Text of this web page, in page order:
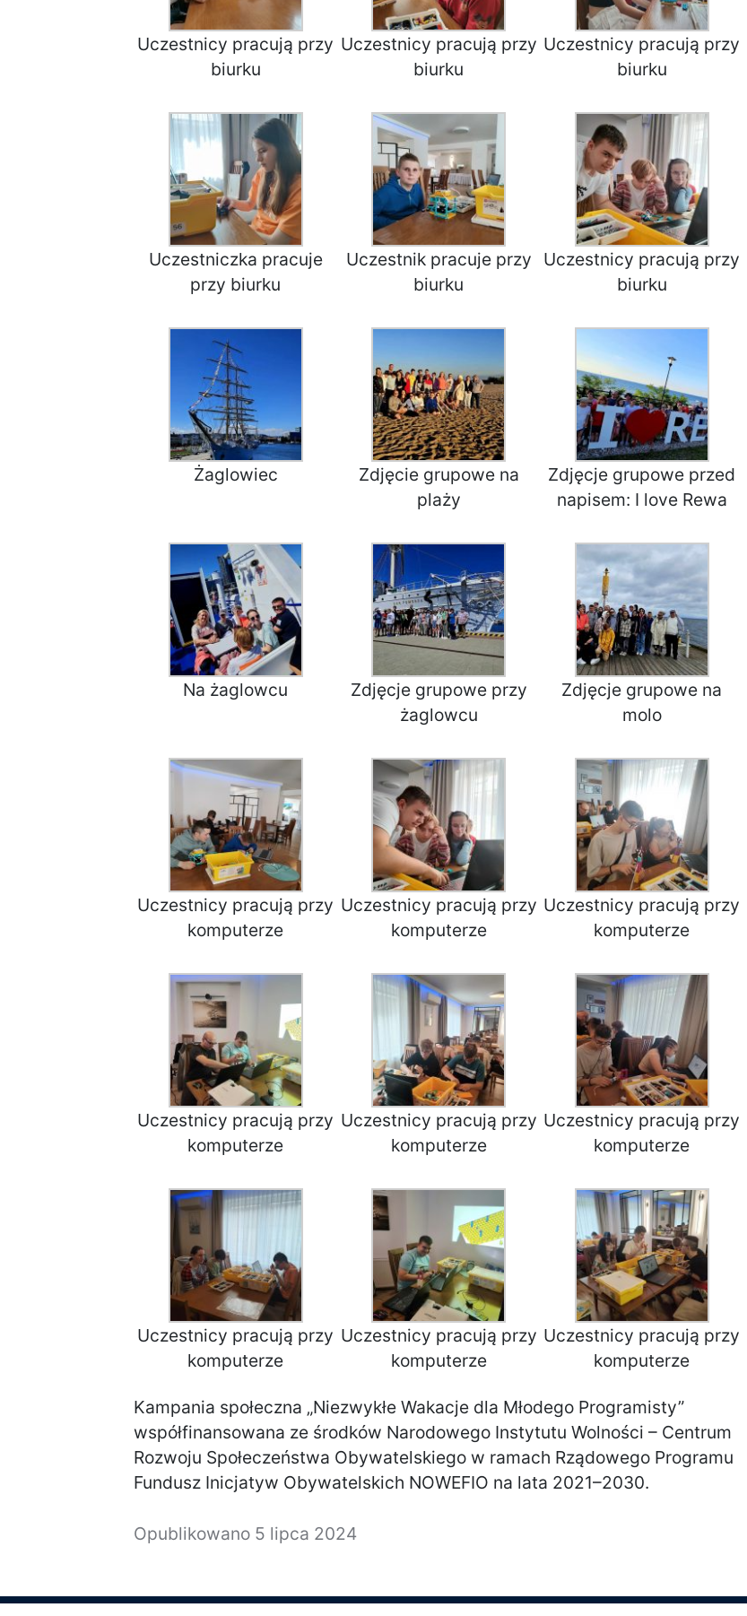
Uczestnicy pracują przy
biurku
Uczestnicy pracują przy
biurku
Uczestnicy pracują przy
biurku
Uczestniczka pracuje
przy biurku
Uczestnik pracuje przy
biurku
Uczestnicy pracują przy
biurku
Żaglowiec
Zdjęcie grupowe na
plaży
Zdjęcje grupowe przed
napisem: I love Rewa
Na żaglowcu
Zdjęcje grupowe przy
żaglowcu
Zdjęcje grupowe na
molo
Uczestnicy pracują przy
komputerze
Uczestnicy pracują przy
komputerze
Uczestnicy pracują przy
komputerze
Uczestnicy pracują przy
komputerze
Uczestnicy pracują przy
komputerze
Uczestnicy pracują przy
komputerze
Uczestnicy pracują przy
komputerze
Uczestnicy pracują przy
komputerze
Uczestnicy pracują przy
komputerze
Kampania społeczna „Niezwykłe Wakacje dla Młodego Programisty”
współfinansowana ze środków Narodowego Instytutu Wolności – Centrum
Rozwoju Społeczeństwa Obywatelskiego w ramach Rządowego Programu
Fundusz Inicjatyw Obywatelskich NOWEFIO na lata 2021–2030.
Opublikowano 5 lipca 2024